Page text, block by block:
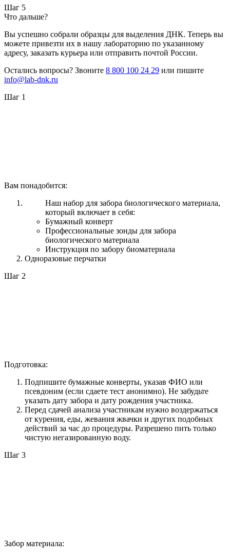
Шаг 5
Что дальше?
Вы успешно собрали образцы для выделения ДНК. Теперь вы
можете привезти их в нашу лабораторию по указанному
адресу, заказать курьера или отправить почтой России.
Остались вопросы? Звоните 8 800 100 24 29 или пишите
info@lab-dnk.ru
Шаг 1
Вам понадобится:
Наш набор для забора биологического материала,
который включает в себя:
Бумажный конверт
Профессиональные зонды для забора
биологического материала
Инструкция по забору биоматериала
Одноразовые перчатки
Шаг 2
Подготовка:
Подпишите бумажные конверты, указав ФИО или
псевдоним (если сдаете тест анонимно). Не забудьте
указать дату забора и дату рождения участника.
Перед сдачей анализа участникам нужно воздержаться
от курения, еды, жевания жвачки и других подобных
действий за час до процедуры. Разрешено пить только
чистую негазированную воду.
Шаг 3
Забор материала: